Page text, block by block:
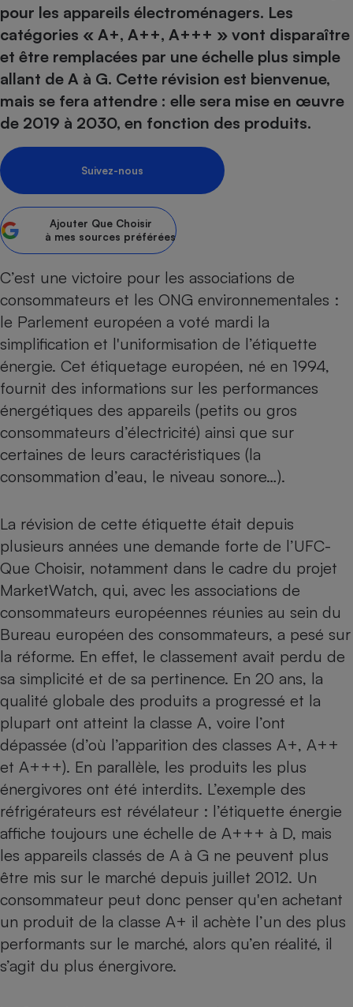
pour les appareils électroménagers. Les
catégories « A+, A++, A+++ » vont disparaître
et être remplacées par une échelle plus simple
allant de A à G. Cette révision est bienvenue,
mais se fera attendre : elle sera mise en œuvre
de 2019 à 2030, en fonction des produits.
Suivez-nous
Ajouter Que Choisir
à mes sources préférées
C’est une victoire pour les associations de
consommateurs et les ONG environnementales :
le Parlement européen a voté mardi la
simplification et l'uniformisation de l’étiquette
énergie. Cet étiquetage européen, né en 1994,
fournit des informations sur les performances
énergétiques des appareils (petits ou gros
consommateurs d’électricité) ainsi que sur
certaines de leurs caractéristiques (la
consommation d’eau, le niveau sonore…).
La révision de cette étiquette était depuis
plusieurs années une demande forte de l’UFC-
Que Choisir, notamment dans le cadre du projet
MarketWatch, qui, avec les associations de
consommateurs européennes réunies au sein du
Bureau européen des consommateurs, a pesé sur
la réforme. En effet, le classement avait perdu de
sa simplicité et de sa pertinence. En 20 ans, la
qualité globale des produits a progressé et la
plupart ont atteint la classe A, voire l’ont
dépassée (d’où l’apparition des classes A+, A++
et A+++). En parallèle, les produits les plus
énergivores ont été interdits. L’exemple des
réfrigérateurs est révélateur : l’étiquette énergie
affiche toujours une échelle de A+++ à D, mais
les appareils classés de A à G ne peuvent plus
être mis sur le marché depuis juillet 2012. Un
consommateur peut donc penser qu'en achetant
un produit de la classe A+ il achète l’un des plus
performants sur le marché, alors qu’en réalité, il
s’agit du plus énergivore.
Sécurité - Hygiène
Complément
bouteille
Assurance
Banque - Crédit
Epargne - Fiscalité
Assurance emprunteur
Banque
Circulation routière
Contrôle technique -
Pièce détachée
Comparateur auto
Supermarché - Drive
Comparatif
Comparatif plaque à
Comparatif climatiseur
Comparatif aspirateur
Comparatif robot cuiseur
Comparatif centrale
Gros électroménager
Petit électroménager -
Lave-linge
Plaque de cuisson à
induction
Climatiseur -
Ventilateur
Électricité - Gaz
Comparatif casque audio
Comparatif barre de son
Comparatif ordinateur
Comparatif ultrabook
Image et son
Informatique
Internet
Téléphonie
Téléphone mobile -
Smartphone
Antivirus
Crédit immobilier
Comparatif tondeuse
Comparatif poêle à
Aménagement
Produit d'entretien
Sécurité domestique
Radiateur électrique
Climatiseur -
Ventilateur
Hygiène - Beauté
Maladie - Médecine -
Mutuelle
Antimoustique
Maison de retraite
Choisir son fioul
Choisir son pellet
Comparateur assurance emprunteur
Energie Moins Chère Ensemble
Toutes les cartes interactives
connexion Internet